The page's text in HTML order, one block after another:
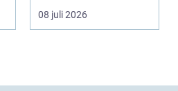
köpare...
08 juli 2026